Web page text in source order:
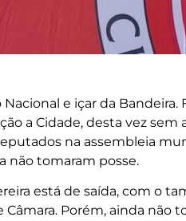
e içar da
a Cidade, desta vez
na assembleia
não tomaram posse.
está de saída, com o
Porém, ainda não